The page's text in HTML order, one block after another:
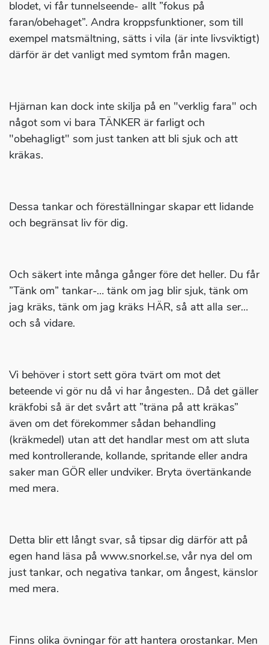
blodet, vi får tunnelseende- allt ”fokus på
faran/obehaget”. Andra kroppsfunktioner, som till
exempel matsmältning, sätts i vila (är inte livsviktigt)
därför är det vanligt med symtom från magen.
Hjärnan kan dock inte skilja på en "verklig fara" och
något som vi bara TÄNKER är farligt och
"obehagligt" som just tanken att bli sjuk och att
kräkas.
Dessa tankar och föreställningar skapar ett lidande
och begränsat liv för dig.
Och säkert inte många gånger före det heller. Du får
”Tänk om” tankar-… tänk om jag blir sjuk, tänk om
jag kräks, tänk om jag kräks HÄR, så att alla ser…
och så vidare.
Vi behöver i stort sett göra tvärt om mot det
beteende vi gör nu då vi har ångesten.. Då det gäller
kräkfobi så är det svårt att ”träna på att kräkas”
även om det förekommer sådan behandling
(kräkmedel) utan att det handlar mest om att sluta
med kontrollerande, kollande, spritande eller andra
saker man GÖR eller undviker. Bryta övertänkande
med mera.
Detta blir ett långt svar, så tipsar dig därför att på
egen hand läsa på www.snorkel.se, vår nya del om
just tankar, och negativa tankar, om ångest, känslor
med mera.
Finns olika övningar för att hantera orostankar. Men